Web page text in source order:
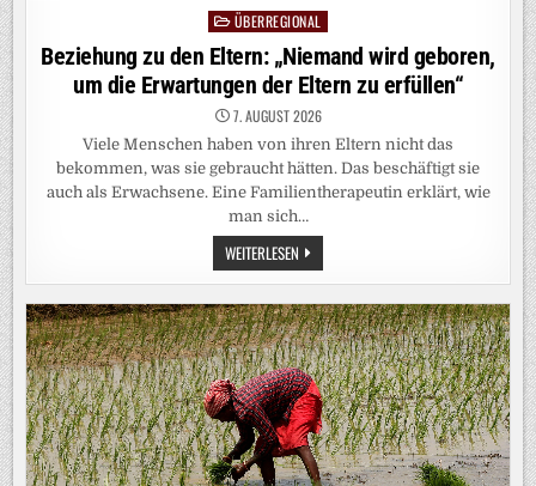
Posted
in
ÜBERREGIONAL
Beziehung zu den Eltern: „Niemand wird geboren,
um die Erwartungen der Eltern zu erfüllen“
7. AUGUST 2026
Viele Menschen haben von ihren Eltern nicht das
bekommen, was sie gebraucht hätten. Das beschäftigt sie
auch als Erwachsene. Eine Familientherapeutin erklärt, wie
man sich…
WEITERLESEN BEZIEHUNG
ZU
DEN
ELTERN:
„NIEMAND
WIRD
GEBOREN,
UM
DIE
ERWARTUNGEN
DER
ELTERN
ZU
ERFÜLLEN“